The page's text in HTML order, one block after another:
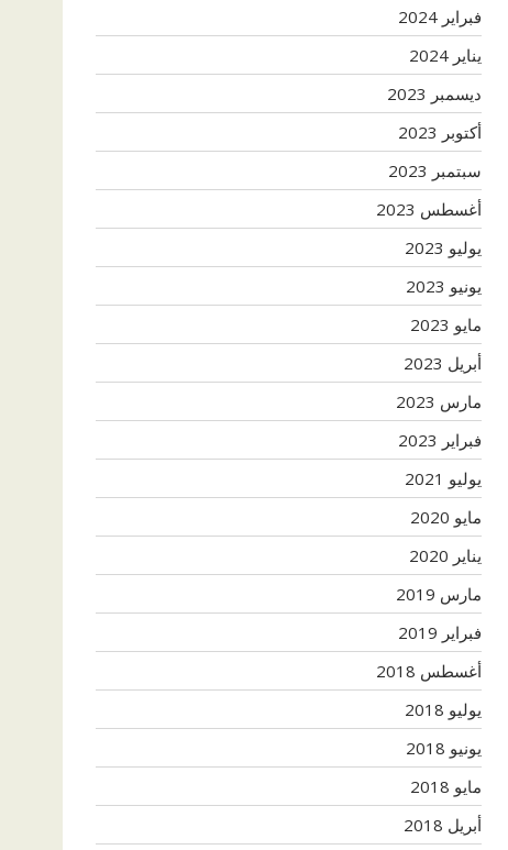
فبراير 2024
يناير 2024
ديسمبر 2023
أكتوبر 2023
سبتمبر 2023
أغسطس 2023
يوليو 2023
يونيو 2023
مايو 2023
أبريل 2023
مارس 2023
فبراير 2023
يوليو 2021
مايو 2020
يناير 2020
مارس 2019
فبراير 2019
أغسطس 2018
يوليو 2018
يونيو 2018
مايو 2018
أبريل 2018